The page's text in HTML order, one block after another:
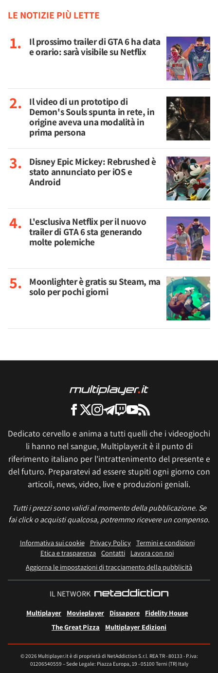
LE NOTIZIE PIÙ LETTE
Il prossimo trailer di GTA 6 ha data
e orario: sarà visibile su Netflix
Il video di un prototipo di
Demon's Souls spunta in rete, in
origine aveva una modalità in
prima persona
Disney Epic Mickey: Rebrushed è
stato annunciato per iOS e
Android
L'esclusiva Netflix per il nuovo
trailer di GTA 6 sta generando
molte polemiche
Moonlighter è gratis su Steam, ma
solo per pochi giorni
Dedicato cervello e anima a tutti quelli che i videogiochi
li hanno nel sangue, Multiplayer.it è il punto di
riferimento italiano per l'intrattenimento del presente e
del futuro. Preparatevi ad essere stupiti ogni giorno con
articoli, news, video, live e produzioni geniali.
Tutti i prezzi sono validi al momento della pubblicazione. Se
fai click o acquisti qualcosa, potremmo ricevere un compenso.
Informativa sui cookie Privacy Policy
Termini e condizioni
Etica e trasparenza Contatti
Lavora con noi
Aggiorna le impostazioni di tracciamento della pubblicità
IL NETWORK
Multiplayer Movieplayer Dissapore
Fidelity House
The Great Pizza
Multiplayer Edizioni
© 2026 Multiplayer.it è di proprietà di NetAddiction S.r.l. REA TR - 80133 - P.iva:
01206540559 – Sede Legale: Piazza Europa, 19 - 05100 Terni (TR) Italy